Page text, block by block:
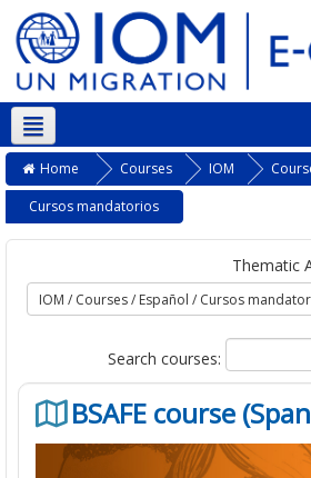
English ‎(en)‎
Home Courses IOM
Cursos mandatorios
Thematic
Search courses:
BSAFE course